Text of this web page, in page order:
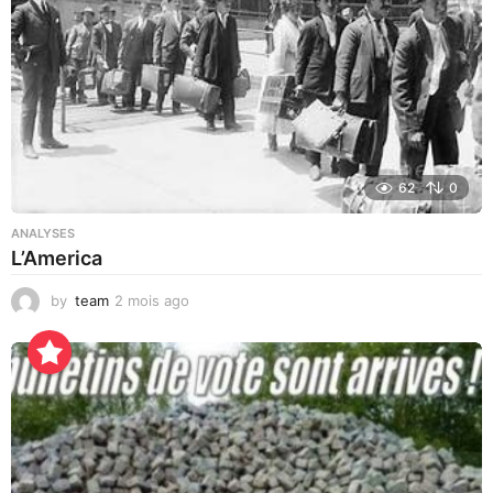
62 0
ANALYSES
L’America
by team 2 mois ago
u
r
s
a
g
o